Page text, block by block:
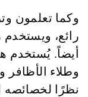
وكما تعلمون
رائع، ويستخدم
أيضاً. يُستخدم
وطلاء الأظافر
نظرًا لخصائصه